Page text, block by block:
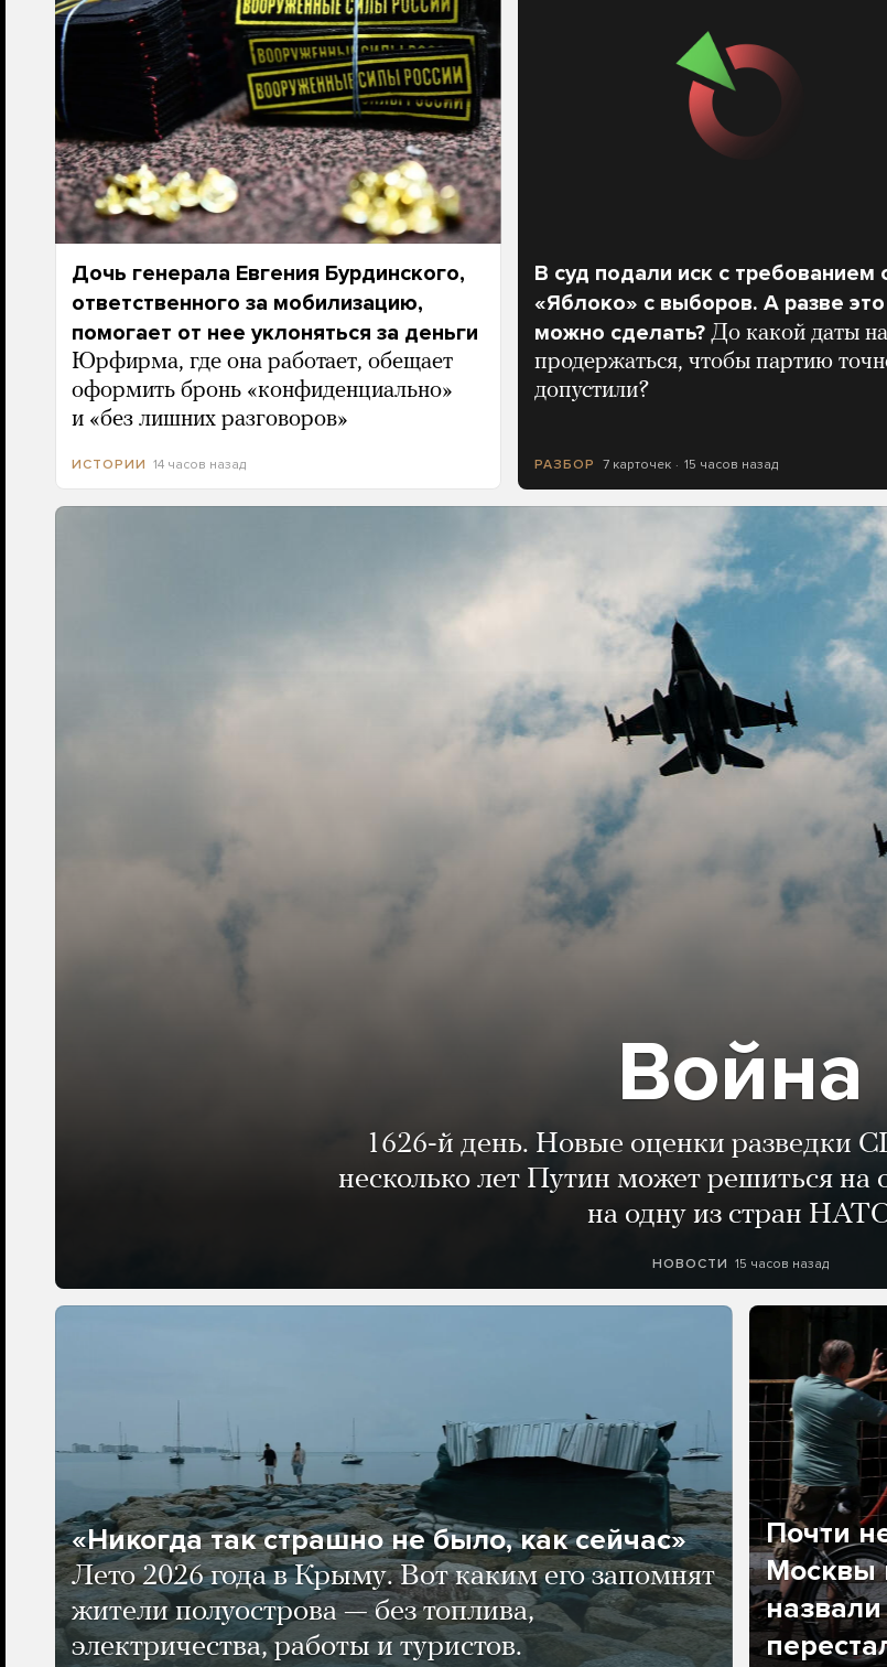
Дочь генерала Евгения Бурдинского,
ответственного за мобилизацию,
помогает от нее уклоняться за деньги
Юрфирма, где она работает, обещает
оформить бронь «конфиденциально»
и «без лишних разговоров»
ИСТОРИИ 14 часов назад
В суд подали иск с требованием
«Яблоко» с выборов. А разве
можно сделать? До какой даты
продержаться, чтобы партию
допустили?
РАЗБОР 7 карточек 15 часов назад
Война
1626-й день. Новые оценки разведки
несколько лет Путин может решиться на
на одну из стран
НОВОСТИ 15 часов назад
«Никогда так страшно не было, как сейчас»
Лето 2026 года в Крыму. Вот каким его запомнят
жители полуострова — без топлива,
электричества, работы и туристов.
Почти
Москвы